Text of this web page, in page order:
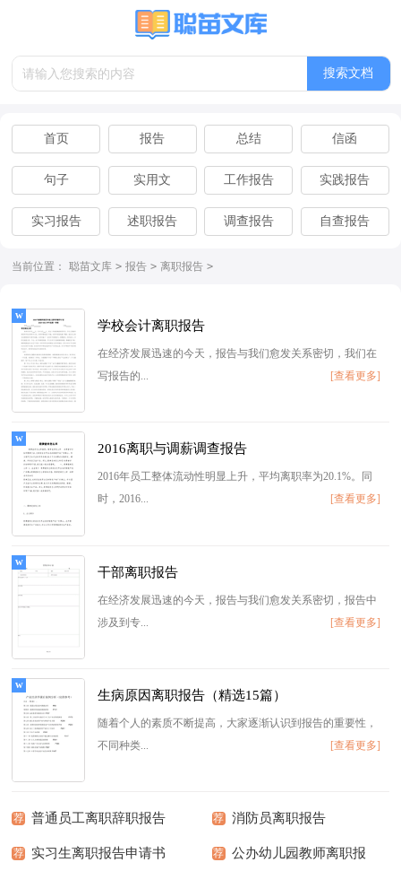
搜索文档
首页 报告 总结 信函
句子 实用文 工作报告 实践报告
实习报告 述职报告 调查报告 自查报告
离职报告
当前位置： 聪苗文库 > 报告 > 离职报告 >
学校会计离职报告
在经济发展迅速的今天，报告与我们愈发关系密切，我们在
写报告的...
[查看更多]
2016离职与调薪调查报告
2016年员工整体流动性明显上升，平均离职率为20.1%。同
时，2016...
[查看更多]
干部离职报告
在经济发展迅速的今天，报告与我们愈发关系密切，报告中
涉及到专...
[查看更多]
生病原因离职报告（精选15篇）
随着个人的素质不断提高，大家逐渐认识到报告的重要性，
不同种类...
[查看更多]
荐 普通员工离职辞职报告 荐 消防员离职报告
荐 实习生离职报告申请书 荐 公办幼儿园教师离职报